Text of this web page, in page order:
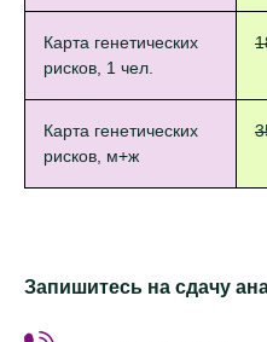
Карта генетических
рисков, 1 чел.
Карта генетических
рисков, м+ж
Запишитесь на сдачу